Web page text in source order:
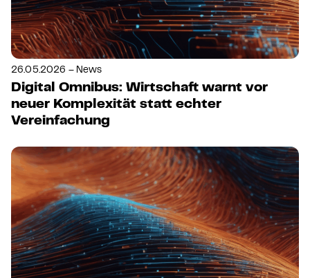
26.05.2026 – News
Digital Omnibus: Wirtschaft warnt vor
neuer Komplexität statt echter
Vereinfachung